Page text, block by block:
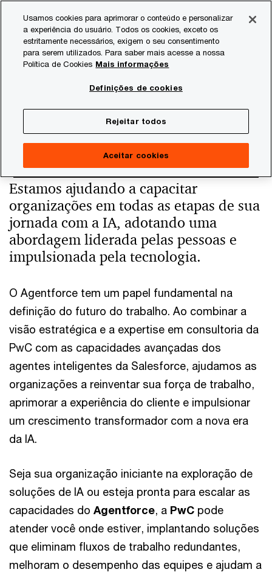
content
footer
Consultoria
Agentforce
Estamos ajudando a capacitar
organizações em todas as etapas de sua
jornada com a IA, adotando uma
abordagem liderada pelas pessoas e
impulsionada pela tecnologia.
O Agentforce tem um papel fundamental na
definição do futuro do trabalho. Ao combinar a
visão estratégica e a expertise em consultoria da
PwC com as capacidades avançadas dos
agentes inteligentes da Salesforce, ajudamos as
organizações a reinventar sua força de trabalho,
aprimorar a experiência do cliente e impulsionar
um crescimento transformador com a nova era
da IA.
Seja sua organização iniciante na exploração de
soluções de IA ou esteja pronta para escalar as
capacidades do Agentforce, a PwC pode
atender você onde estiver, implantando soluções
que eliminam fluxos de trabalho redundantes,
melhoram o desempenho das equipes e ajudam a
Usamos cookies para aprimorar o conteúdo e personalizar
a experiência do usuário. Todos os cookies, exceto os
estritamente necessários, exigem o seu consentimento
para serem utilizados. Para saber mais acesse a nossa
Política de Cookies Mais informações
Definições de cookies
Rejeitar todos
Aceitar cookies